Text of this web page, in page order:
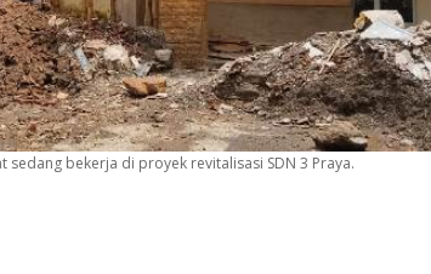
sedang bekerja di proyek revitalisasi SDN 3 Praya.